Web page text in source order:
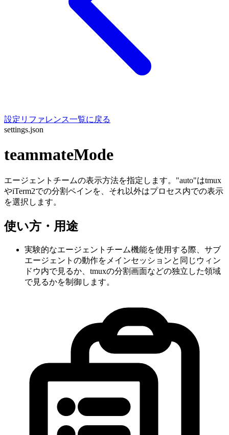
設定リファレンス一覧に戻る
settings.json
teammateMode
エージェントチームの表示方法を指定します。"auto"はtmux
やiTerm2での分割ペインを、それ以外はプロセス内での表示
を選択します。
使い方・用途
実験的なエージェントチーム機能を使用する際、サブ
エージェントの動作をメインセッションと同じウィン
ドウ内で見るか、tmuxの分割画面などの独立した領域
で見るかを制御します。